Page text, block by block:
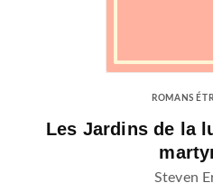
ROMANS
Les Jardins de la
Steven